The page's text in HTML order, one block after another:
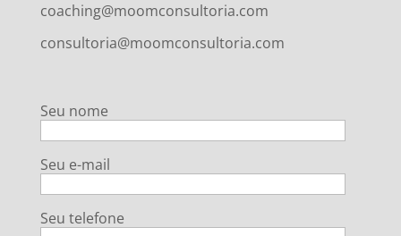
coaching@moomconsultoria.com
consultoria@moomconsultoria.com
Seu nome
Seu e-mail
Seu telefone